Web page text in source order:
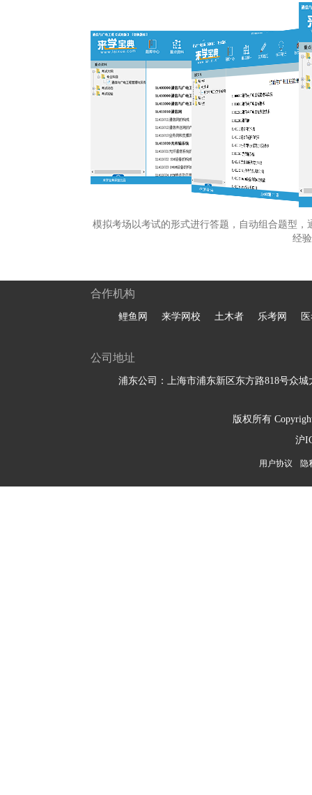
模拟考场以考试的形式进行答题，自动组合题型
经
合作机构
鲤鱼网 来学网校 土木者 乐考网
公司地址
浦东公司：上海市浦东新区东方路818号众城
版权所有
沪
用户协议 隐